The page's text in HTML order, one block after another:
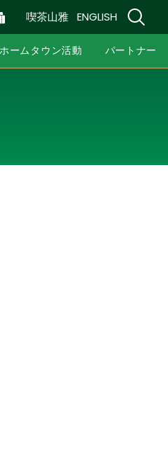
喫茶山雅 ENGLISH
ホームタウン活動 パートナー